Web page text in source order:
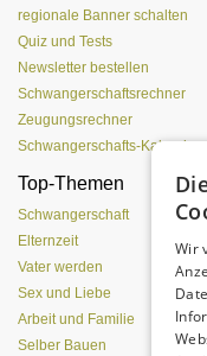
regionale Banner schalten
Quiz und Tests
Newsletter bestellen
Schwangerschaftsrechner
Zeugungsrechner
Schwangerschafts-Kalender
Top-Themen
Schwangerschaft
Elternzeit
Vater werden
Sex und Liebe
Arbeit und Familie
Selber Bauen
Wir